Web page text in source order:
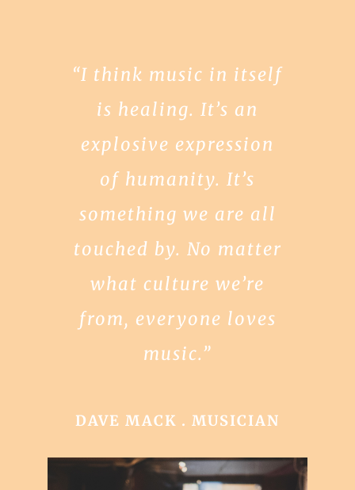
“I think music in itself
is healing. It’s an
explosive expression
of humanity. It’s
something we are all
touched by. No matter
what culture we’re
from, everyone loves
music.”
DAVE MACK . MUSICIAN